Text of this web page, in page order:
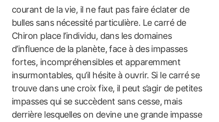
courant de la vie, il ne faut pas faire éclater de
bulles sans nécessité particulière. Le carré de
Chiron place l’individu, dans les domaines
d’influence de la planète, face à des impasses
fortes, incompréhensibles et apparemment
insurmontables, qu’il hésite à ouvrir. Si le carré se
trouve dans une croix fixe, il peut s’agir de petites
impasses qui se succèdent sans cesse, mais
derrière lesquelles on devine une grande impasse